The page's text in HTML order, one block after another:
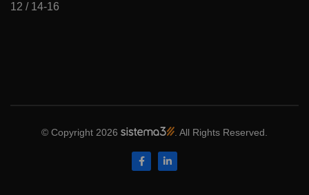
12 / 14-16
© Copyright 2026 . All Rights Reserved.